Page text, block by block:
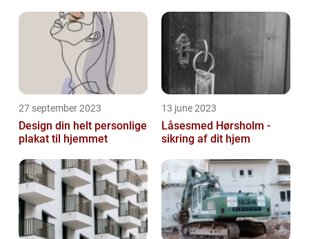
27 september 2023
Design din helt personlige
plakat til hjemmet
13 june 2023
Låsesmed Hørsholm -
sikring af dit hjem